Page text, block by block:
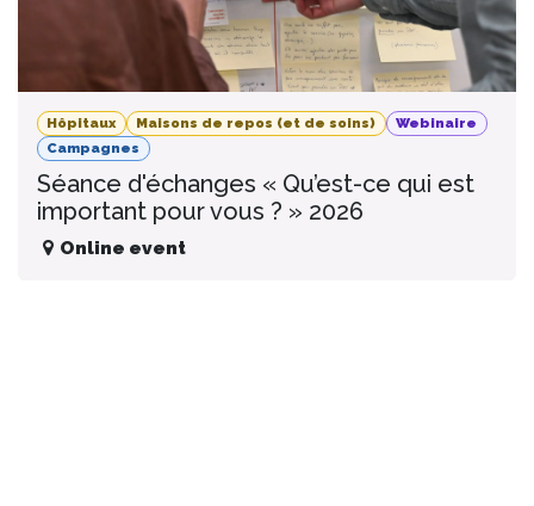
Hôpitaux Maisons de repos (et de soins)
Webinaire
Campagnes
Séance d'échanges « Qu’est-ce qui est
important pour vous ? » 2026
Online event